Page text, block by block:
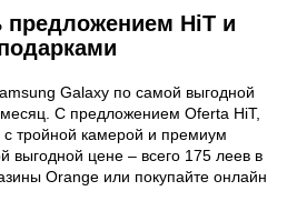
предложением HiT и
Galaxy по самой выгодной
С предложением Oferta HiT,
тройной камерой и премиум
выгодной цене – всего 175 леев в
Orange или покупайте онлайн